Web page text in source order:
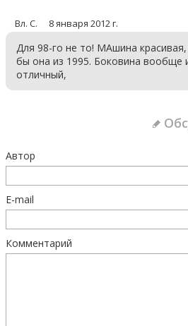
Вл. С. 8 января 2012 г.
Для 98-го не то! МАшина
бы она из 1995. Боковина вообще
отличный,
Автор
E-mail
Комментарий